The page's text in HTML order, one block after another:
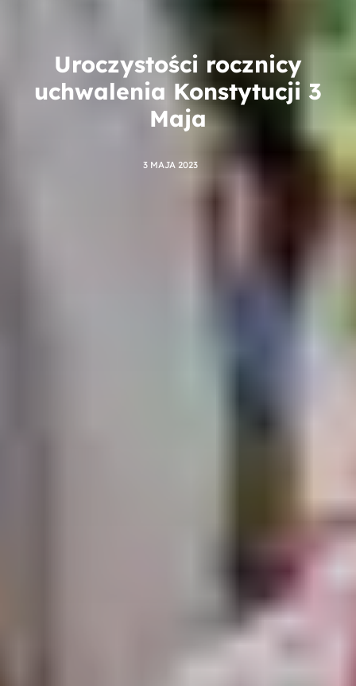
Uroczystości rocznicy
uchwalenia Konstytucji 3
Maja
3 MAJA 2023